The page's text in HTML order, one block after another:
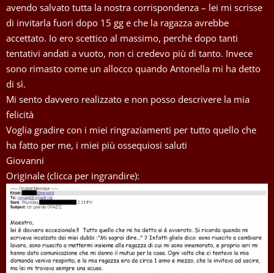
avendo salvato tutta la nostra corrispondenza – lei mi scrisse
di invitarla fuori dopo 15 gg e che la ragazza avrebbe
accettato. Io ero scettico al massimo, perchè dopo tanti
tentativi andati a vuoto, non ci credevo più di tanto. Invece
sono rimasto come un allocco quando Antonella mi ha detto
di sì.
Mi sento davvero realizzato e non posso descrivere la mia
felicità
Voglia gradire con i miei ringraziamenti per tutto quello che
ha fatto per me, i miei più ossequiosi saluti
Giovanni
Originale (clicca per ingrandire):